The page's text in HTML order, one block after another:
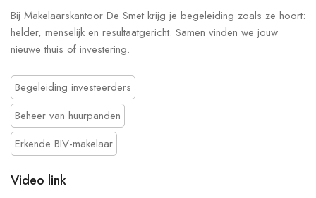
Bij Makelaarskantoor De Smet krijg je begeleiding zoals ze hoort:
helder, menselijk en resultaatgericht. Samen vinden we jouw
nieuwe thuis of investering.
Begeleiding investeerders
Beheer van huurpanden
Erkende BIV-makelaar
Video link